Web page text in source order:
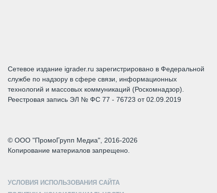
Сетевое издание igrader.ru зарегистрировано в Федеральной
службе по надзору в сфере связи, информационных
технологий и массовых коммуникаций (Роскомнадзор).
Реестровая запись ЭЛ № ФС 77 - 76723 от 02.09.2019
© ООО "ПромоГрупп Медиа", 2016-2026
Копирование материалов запрещено.
УСЛОВИЯ ИСПОЛЬЗОВАНИЯ САЙТА